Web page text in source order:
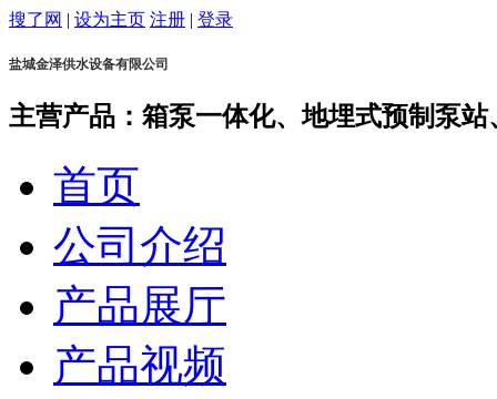
搜了网 | 设为主页 注册 | 登录
盐城金泽供水设备有限公司
主营产品：箱泵一体化、地埋式预制泵
首页
公司介绍
产品展厅
产品视频